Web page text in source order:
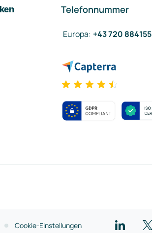
Telefonnummer
Europa: +43 720 884155
Cookie-Einstellungen